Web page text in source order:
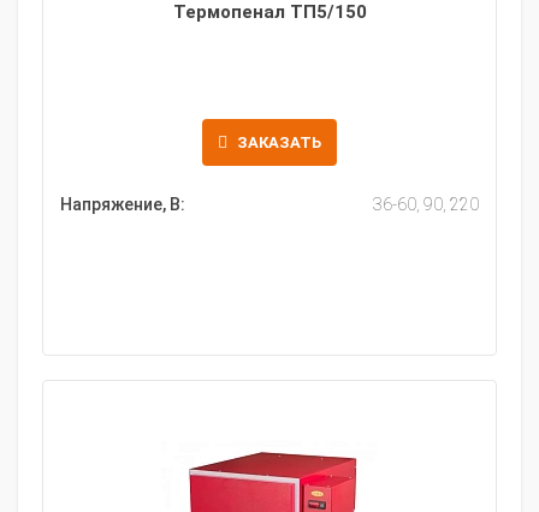
Термопенал ТП5/150
ЗАКАЗАТЬ
Напряжение, В: 36-60, 90, 220